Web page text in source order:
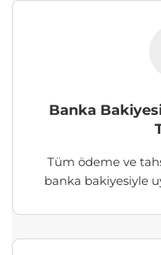
Banka
Tüm ödeme ve
banka bakiyesiyle